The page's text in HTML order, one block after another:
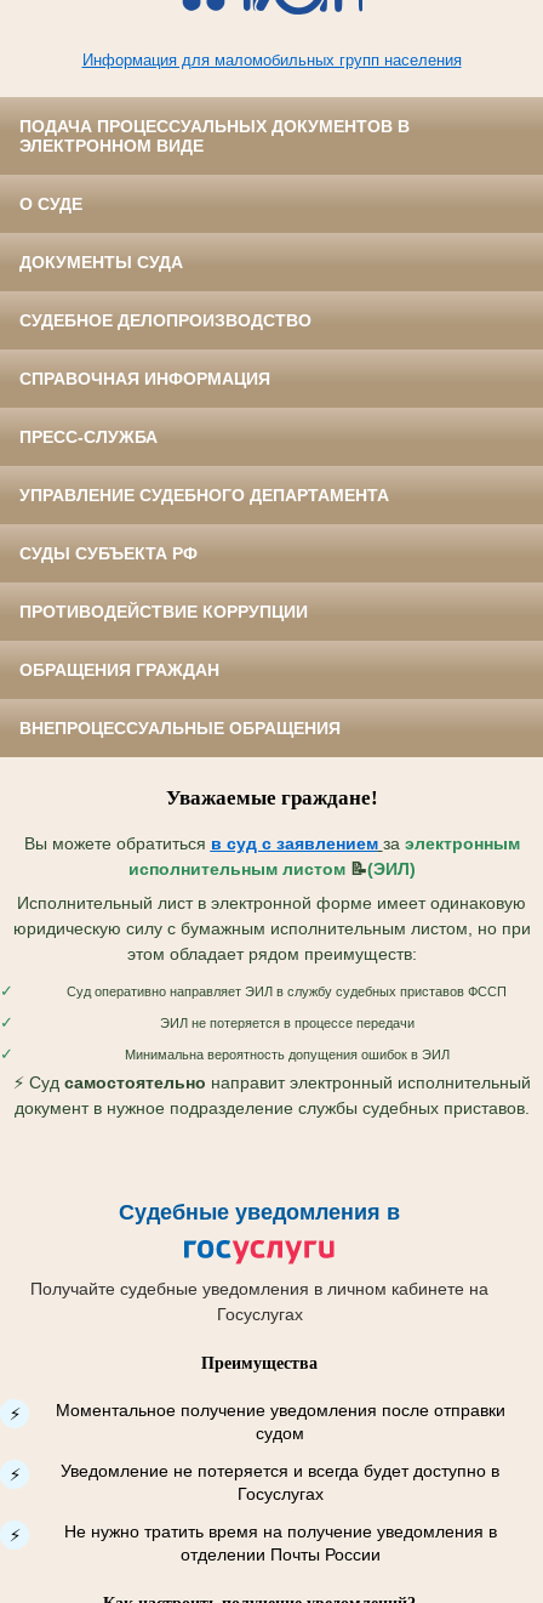
Информация для маломобильных групп населения
ПОДАЧА ПРОЦЕССУАЛЬНЫХ ДОКУМЕНТОВ В
ЭЛЕКТРОННОМ ВИДЕ
О СУДЕ
ДОКУМЕНТЫ СУДА
СУДЕБНОЕ ДЕЛОПРОИЗВОДСТВО
СПРАВОЧНАЯ ИНФОРМАЦИЯ
ПРЕСС-СЛУЖБА
УПРАВЛЕНИЕ СУДЕБНОГО ДЕПАРТАМЕНТА
СУДЫ СУБЪЕКТА РФ
ПРОТИВОДЕЙСТВИЕ КОРРУПЦИИ
ОБРАЩЕНИЯ ГРАЖДАН
ВНЕПРОЦЕССУАЛЬНЫЕ ОБРАЩЕНИЯ
Уважаемые граждане!
Вы можете обратиться в суд с заявлением за электронным
исполнительным листом 📝(ЭИЛ)
Исполнительный лист в электронной форме имеет одинаковую
юридическую силу с бумажным исполнительным листом, но при
этом обладает рядом преимуществ:
✓ Суд оперативно направляет ЭИЛ в службу судебных приставов ФССП
✓ ЭИЛ не потеряется в процессе передачи
✓ Минимальна вероятность допущения ошибок в ЭИЛ
⚡ Суд самостоятельно направит электронный исполнительный
документ в нужное подразделение службы судебных приставов.
Судебные уведомления в
Получайте судебные уведомления в личном кабинете на
Госуслугах
Преимущества
⚡
Моментальное получение уведомления после отправки
судом
⚡
Уведомление не потеряется и всегда будет доступно в
Госуслугах
⚡
Не нужно тратить время на получение уведомления в
отделении Почты России